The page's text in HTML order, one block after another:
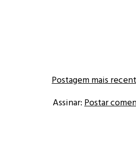
Postagem mais
Assinar: Postar